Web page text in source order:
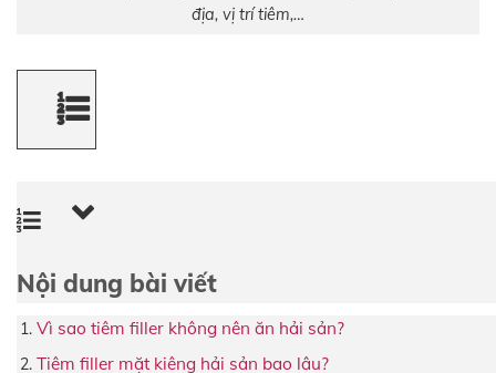
địa, vị trí tiêm,…
Nội dung bài viết
Vì sao tiêm filler không nên ăn hải sản?
Tiêm filler mặt kiêng hải sản bao lâu?